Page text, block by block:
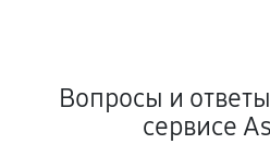
Вопросы и
сервисе